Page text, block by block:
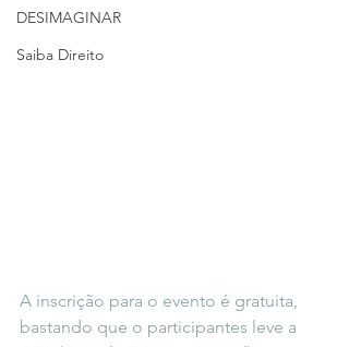
DESIMAGINAR
Saiba Direito
A inscrição para o evento é gratuita,
bastando que o participantes leve a